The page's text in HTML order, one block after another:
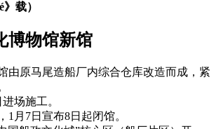
载）
博物馆新馆
由原马尾造船厂内综合仓库改造而成，紧
场施工。
1月7日宣布8日起闭馆。